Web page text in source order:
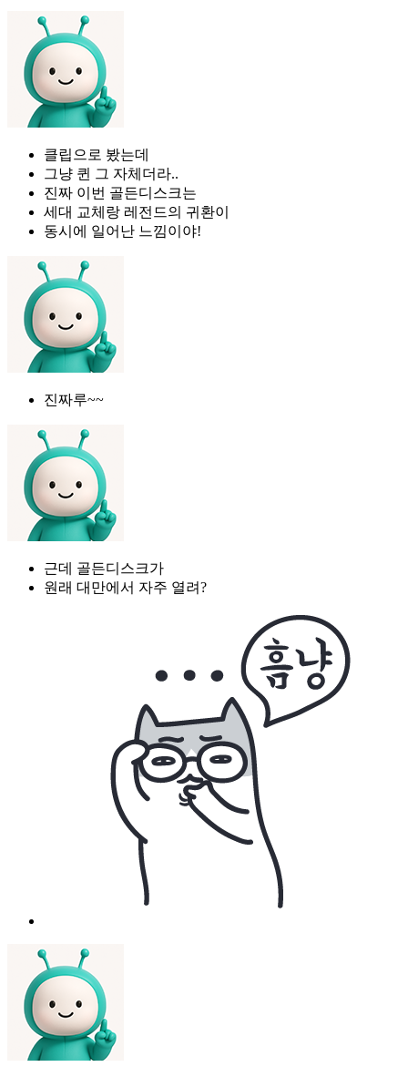
클립으로 봤는데
그냥 퀸 그 자체더라..
진짜 이번 골든디스크는
세대 교체랑 레전드의 귀환이
동시에 일어난 느낌이야!
진짜루~~
근데 골든디스크가
원래 대만에서 자주 열려?